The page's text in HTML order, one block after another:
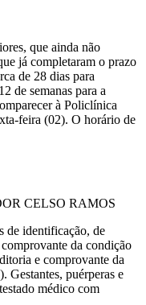
que ainda não
já completaram o prazo
de 28 dias para
de semanas para a
à Policlínica
feira (02). O horário de
CELSO RAMOS
de identificação, de
da condição
e comprovante da
Gestantes, puérperas e
médico com